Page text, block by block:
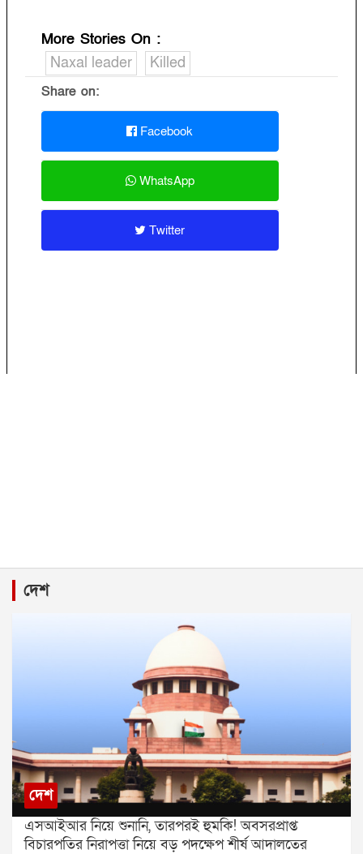
More Stories On :
Naxal leader
Killed
Share on:
Facebook
WhatsApp
Twitter
দেশ
দেশ
এসআইআর নিয়ে শুনানি, তারপরই হুমকি! অবসরপ্রাপ্ত
বিচারপতির নিরাপত্তা নিয়ে বড় পদক্ষেপ শীর্ষ আদালতের